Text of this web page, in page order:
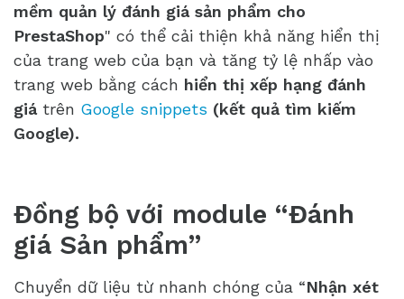
mềm quản lý đánh giá sản phẩm cho
PrestaShop" có thể cải thiện khả năng hiển thị
của trang web của bạn và tăng tỷ lệ nhấp vào
trang web bằng cách hiển thị xếp hạng đánh
giátrên Google snippets (kết quả tìm kiếm
Google).
Đồng bộ với module “Đánh
giá Sản phẩm”
Chuyển dữ liệu từ nhanh chóng của “Nhận xét